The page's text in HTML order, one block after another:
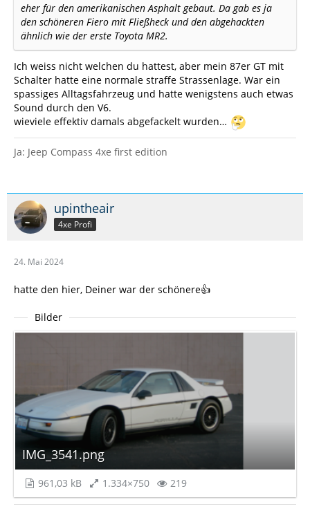
eher für den amerikanischen Asphalt gebaut. Da gab es ja
den schöneren Fiero mit Fließheck und den abgehackten
ähnlich wie der erste Toyota MR2.
Ich weiss nicht welchen du hattest, aber mein 87er GT mit
Schalter hatte eine normale straffe Strassenlage. War ein
spassiges Alltagsfahrzeug und hatte wenigstens auch etwas
Sound durch den V6.
wieviele effektiv damals abgefackelt wurden…
Ja: Jeep Compass 4xe first edition
upintheair
4xe Profi
24. Mai 2024
hatte den hier, Deiner war der schönere👍
Bilder
IMG_3541.png
961,03 kB 1.334×750 219